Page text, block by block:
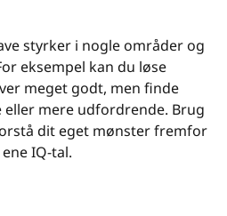
styrker i nogle områder og
eksempel kan du løse
meget godt, men finde
mere udfordrende. Brug
dit eget mønster fremfor
IQ-tal.